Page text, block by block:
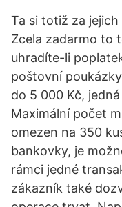
Ta si totiž za
Zcela zadarmo to
uhradíte-li
poštovní
do 5 000 Kč,
Maximální počet
omezen na 350
bankovky, je
rámci jedné
zákazník také